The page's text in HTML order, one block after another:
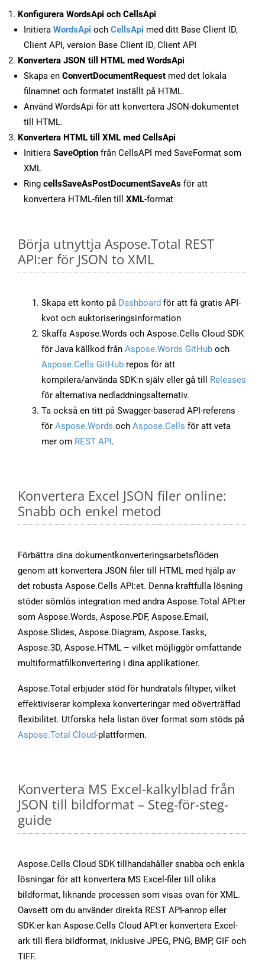
Konfigurera WordsApi och CellsApi
Initiera WordsApi och CellsApi med ditt Base Client ID,
Client API, version Base Client ID, Client API
Konvertera JSON till HTML med WordsApi
Skapa en ConvertDocumentRequest med det lokala
filnamnet och formatet inställt på HTML.
Använd WordsApi för att konvertera JSON-dokumentet
till HTML.
Konvertera HTML till XML med CellsApi
Initiera SaveOption från CellsAPI med SaveFormat som
XML
Ring cellsSaveAsPostDocumentSaveAs för att
konvertera HTML-filen till XML-format
Börja utnyttja Aspose.Total REST
API:er för JSON to XML
Skapa ett konto på Dashboard för att få gratis API-
kvot och auktoriseringsinformation
Skaffa Aspose.Words och Aspose.Cells Cloud SDK
för Java källkod från Aspose.Words GitHub och
Aspose.Cells GitHub repos för att
kompilera/använda SDK:n själv eller gå till Releases
för alternativa nedladdningsalternativ.
Ta också en titt på Swagger-baserad API-referens
för Aspose.Words och Aspose.Cells för att veta
mer om REST API.
Konvertera Excel JSON filer online:
Snabb och enkel metod
Förbättra dina dokumentkonverteringsarbetsflöden
genom att konvertera JSON filer till HTML med hjälp av
det robusta Aspose.Cells API:et. Denna kraftfulla lösning
stöder sömlös integration med andra Aspose.Total API:er
som Aspose.Words, Aspose.PDF, Aspose.Email,
Aspose.Slides, Aspose.Diagram, Aspose.Tasks,
Aspose.3D, Aspose.HTML – vilket möjliggör omfattande
multiformatfilkonvertering i dina applikationer.
Aspose.Total erbjuder stöd för hundratals filtyper, vilket
effektiviserar komplexa konverteringar med oöverträffad
flexibilitet. Utforska hela listan över format som stöds på
Aspose.Total Cloud-plattformen.
Konvertera MS Excel-kalkylblad från
JSON till bildformat – Steg-för-steg-
guide
Aspose.Cells Cloud SDK tillhandahåller snabba och enkla
lösningar för att konvertera MS Excel-filer till olika
bildformat, liknande processen som visas ovan för XML.
Oavsett om du använder direkta REST API-anrop eller
SDK:er kan Aspose.Cells Cloud API:er konvertera Excel-
ark till flera bildformat, inklusive JPEG, PNG, BMP, GIF och
TIFF.